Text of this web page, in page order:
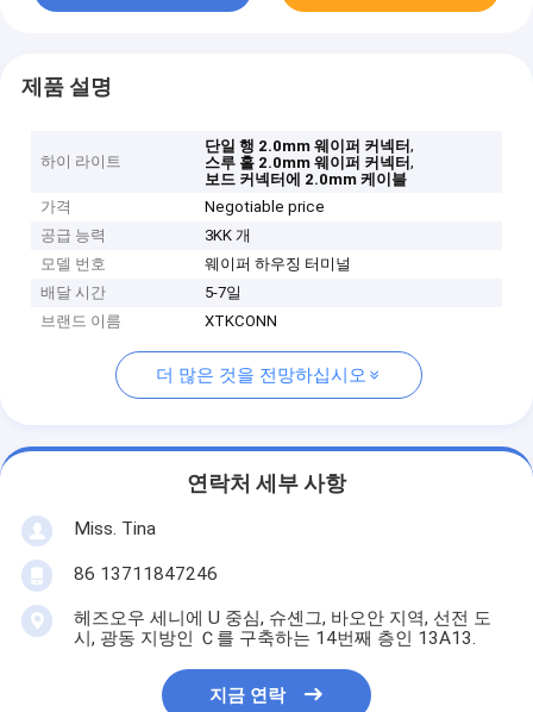
제품 설명
하이 라이트
단일 행 2.0mm 웨이퍼 커넥터,
스루 홀 2.0mm 웨이퍼 커넥터,
보드 커넥터에 2.0mm 케이블
가격
Negotiable price
공급 능력
3KK 개
모델 번호
웨이퍼 하우징 터미널
배달 시간
5-7일
브랜드 이름
XTKCONN
더 많은 것을 전망하십시오
연락처 세부 사항
Miss. Tina
86 13711847246
헤즈오우 세니에 U 중심, 슈셴그, 바오안 지역, 선전 도
시, 광동 지방인 Ｃ를 구축하는 14번째 층인 13A13.
지금 연락